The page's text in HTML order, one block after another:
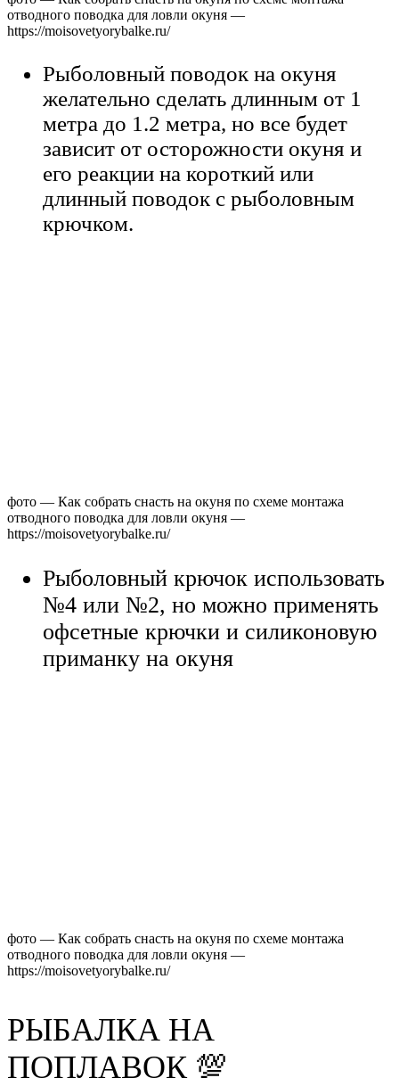
отводного поводка для ловли окуня —
https://moisovetyorybalke.ru/
Рыболовный поводок на окуня
желательно сделать длинным от 1
метра до 1.2 метра, но все будет
зависит от осторожности окуня и
его реакции на короткий или
длинный поводок с рыболовным
крючком.
фото — Как собрать снасть на окуня по схеме монтажа
отводного поводка для ловли окуня —
https://moisovetyorybalke.ru/
Рыболовный крючок использовать
№4 или №2, но можно применять
офсетные крючки и силиконовую
приманку на окуня
фото — Как собрать снасть на окуня по схеме монтажа
отводного поводка для ловли окуня —
https://moisovetyorybalke.ru/
РЫБАЛКА НА
ПОПЛАВОК 💯